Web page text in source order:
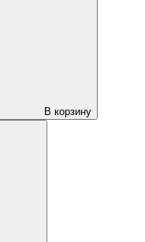
В корзину